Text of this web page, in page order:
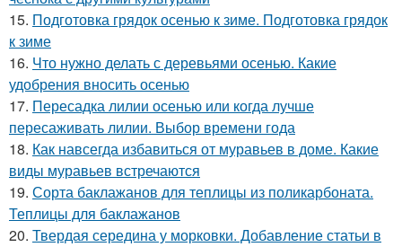
15. Подготовка грядок осенью к зиме. Подготовка грядок
к зиме
16. Что нужно делать с деревьями осенью. Какие
удобрения вносить осенью
17. Пересадка лилии осенью или когда лучше
пересаживать лилии. Выбор времени года
18. Как навсегда избавиться от муравьев в доме. Какие
виды муравьев встречаются
19. Сорта баклажанов для теплицы из поликарбоната.
Теплицы для баклажанов
20. Твердая середина у морковки. Добавление статьи в